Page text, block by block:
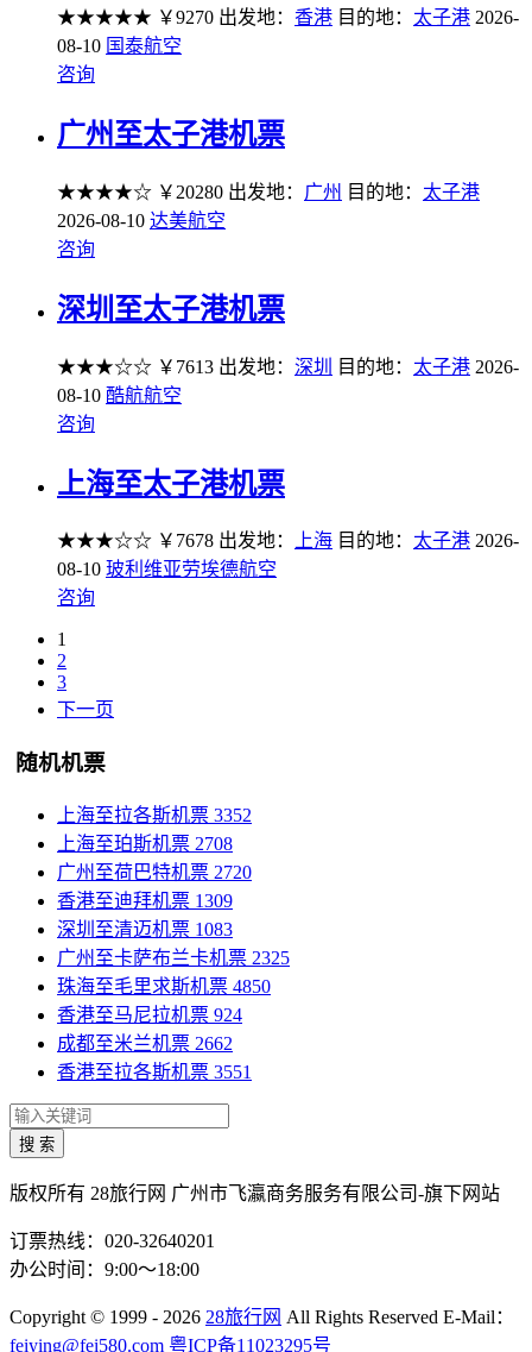
★★★★★ ￥9270 出发地： 香港 目的地： 太子港 2026-
08-10 国泰航空
咨询
广州至太子港机票
★★★★☆ ￥20280 出发地： 广州 目的地： 太子港
2026-08-10 达美航空
咨询
深圳至太子港机票
★★★☆☆ ￥7613 出发地： 深圳 目的地： 太子港 2026-
08-10 酷航航空
咨询
上海至太子港机票
★★★☆☆ ￥7678 出发地： 上海 目的地： 太子港 2026-
08-10 玻利维亚劳埃德航空
咨询
1
2
3
下一页
随机机票
上海至拉各斯机票 3352
上海至珀斯机票 2708
广州至荷巴特机票 2720
香港至迪拜机票 1309
深圳至清迈机票 1083
广州至卡萨布兰卡机票 2325
珠海至毛里求斯机票 4850
香港至马尼拉机票 924
成都至米兰机票 2662
香港至拉各斯机票 3551
搜 索
版权所有 28旅行网 广州市飞瀛商务服务有限公司-旗下网站
订票热线：020-32640201
办公时间：9:00～18:00
Copyright © 1999 - 2026 28旅行网 All Rights Reserved E-Mail：
feiying@fei580.com 粤ICP备11023295号